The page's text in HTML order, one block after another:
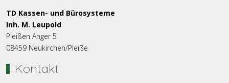
TD Kassen- und Bürosysteme
Inh. M. Leupold
Pleißen Anger 5
08459 Neukirchen/Pleiße
Kontakt